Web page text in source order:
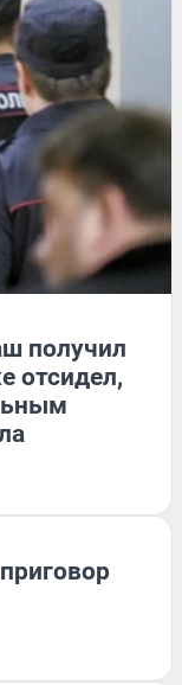
получил
отсидел,